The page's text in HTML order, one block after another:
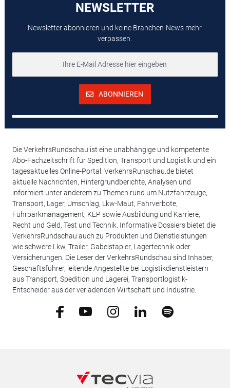
NEWSLETTER
Newsletter abonnieren und keine Branchen-News mehr
verpassen.
ABONNIEREN
Die VerkehrsRundschau ist eine unabhängige und kompetente
Abo-Fachzeitschrift für Spedition, Transport und Logistik und ein
tagesaktuelles Online-Portal. VerkehrsRunschau.de bietet
aktuelle Nachrichten, Hintergrundberichte, Analysen und
informiert unter anderem zu Themen rund um Nutzfahrzeuge,
Transport, Lager, Umschlag, Lkw-Maut, Fahrverbote,
Fuhrparkmanagement, KEP sowie Ausbildung und Karriere,
Recht und Geld, Test und Technik. Informative Dossiers bietet die
VerkehrsRundschau auch zu Produkten und Dienstleistungen
wie schwere Lkw, Trailer, Gabelstapler, Lagertechnik oder
Versicherungen. Die Leser der VerkehrsRundschau sind Inhaber,
Geschäftsführer, leitende Angestellte bei Logistikdienstleistern
aus Transport, Spedition und Lagerei, Transportlogistik-
Entscheider aus der verladenden Wirtschaft und Industrie.